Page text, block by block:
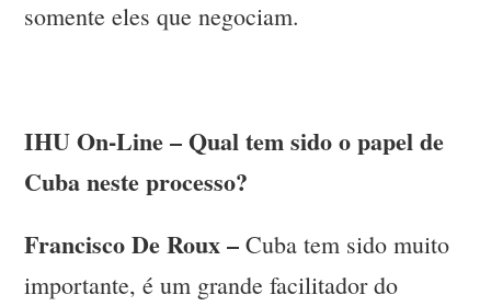
somente eles que negociam.
IHU On-Line – Qual tem sido o papel de
Cuba neste processo?
Francisco De Roux – Cuba tem sido muito
importante, é um grande facilitador do